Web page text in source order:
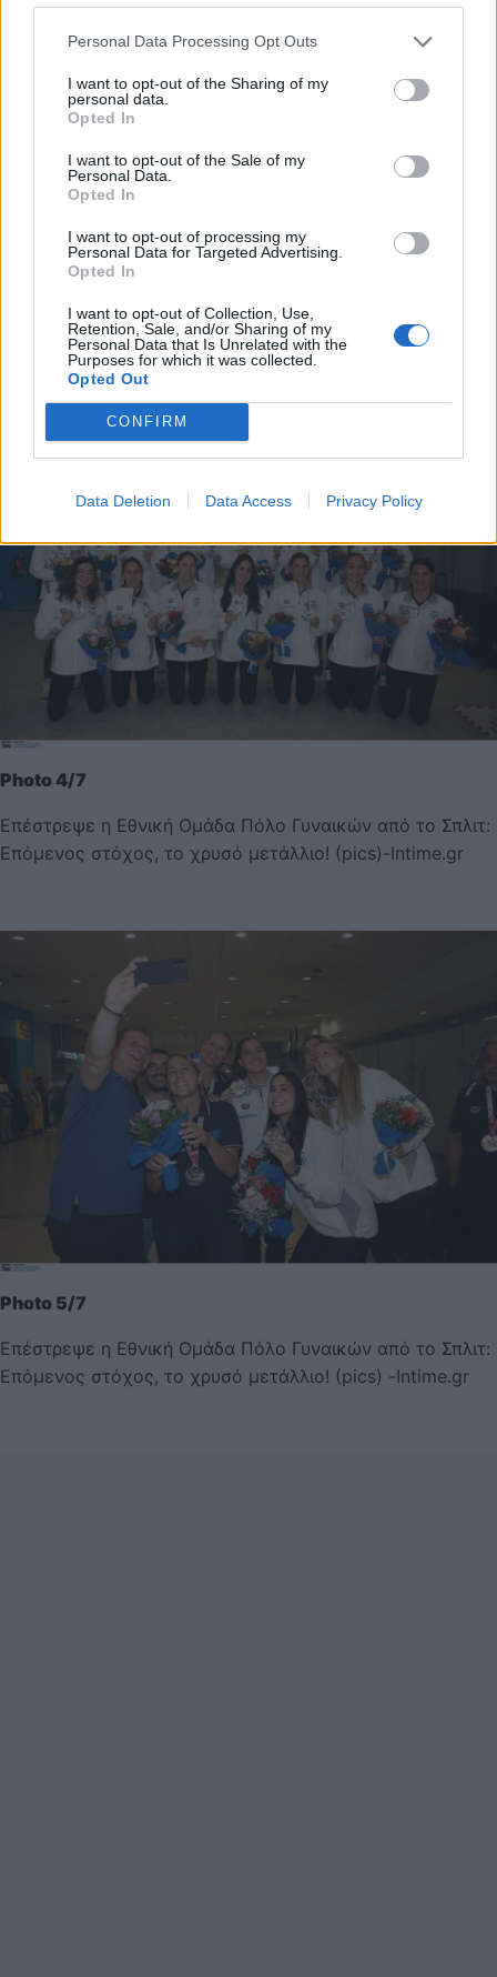
Personal Data Processing Opt Outs
I want to opt-out of the Sharing of my
personal data.
Opted In
I want to opt-out of the Sale of my
Personal Data.
Opted In
I want to opt-out of processing my
Personal Data for Targeted Advertising.
Opted In
I want to opt-out of Collection, Use,
Retention, Sale, and/or Sharing of my
Personal Data that Is Unrelated with the
Purposes for which it was collected.
Opted Out
CONFIRM
Data Deletion Data Access Privacy Policy
Photo 4/7
Επέστρεψε η Εθνική Ομάδα Πόλο Γυναικών από το Σπλιτ:
Επόμενος στόχος, το χρυσό μετάλλιο! (pics)-Intime.gr
Photo 5/7
Επέστρεψε η Εθνική Ομάδα Πόλο Γυναικών από το Σπλιτ:
Επόμενος στόχος, το χρυσό μετάλλιο! (pics) -Intime.gr